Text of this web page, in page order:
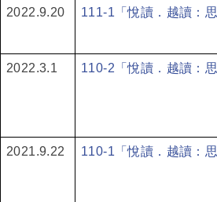
2022.9.20 111-1 「悅讀．越讀：
2022.3.1 110-2 「悅讀．越讀：
2021.9.22 110-1 「悅讀．越讀：